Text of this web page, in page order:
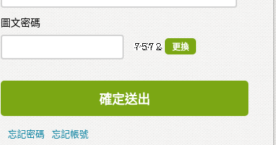
圖文密碼
更換
確定送出
忘記密碼 忘記帳號